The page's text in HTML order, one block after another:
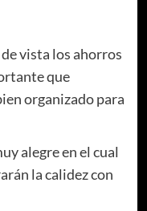
vista los ahorros
que
organizado para
alegre en el cual
la calidez con